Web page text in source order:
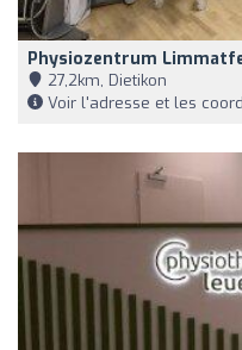
Physiozentrum
27,2km, Dietikon
Voir l'adresse et les